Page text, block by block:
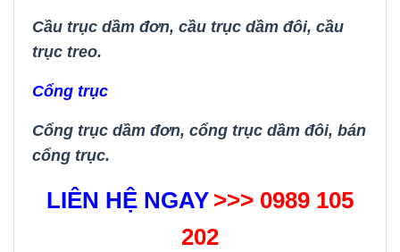
Cầu trục dầm đơn, cầu trục dầm đôi, cầu
trục treo.
Cổng trục
Cổng trục dầm đơn, cổng trục dầm đôi, bán
cổng trục.
LIÊN HỆ NGAY >>> 0989 105
202